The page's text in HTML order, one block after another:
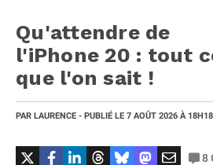
Qu'attendre de
l'iPhone 20 : tout
que l'on sait !
PAR LAURENCE - PUBLIÉ LE 7 AOÛT 2026 À 18H18
8